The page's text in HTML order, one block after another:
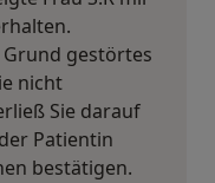
gestörtes
nicht
Sie darauf
Patientin
bestätigen.